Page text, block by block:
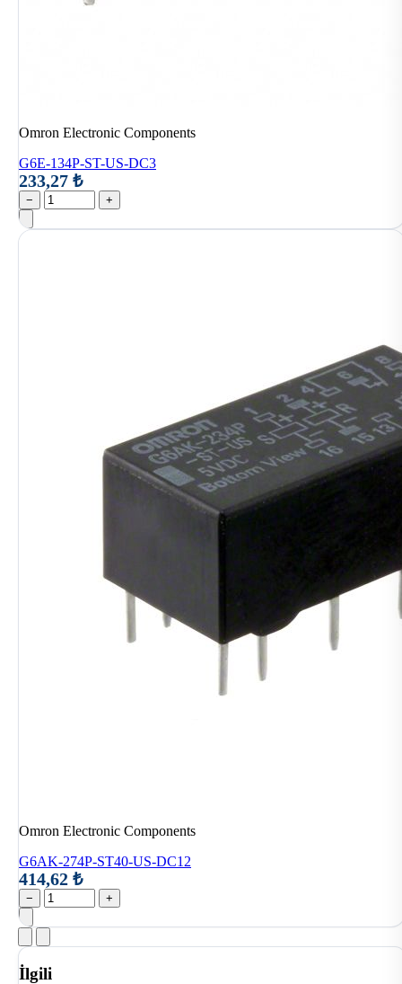
Omron Electronic Components
G6E-134P-ST-US-DC3
233,27 ₺
− +
Omron Electronic Components
G6AK-274P-ST40-US-DC12
414,62 ₺
− +
İlgili